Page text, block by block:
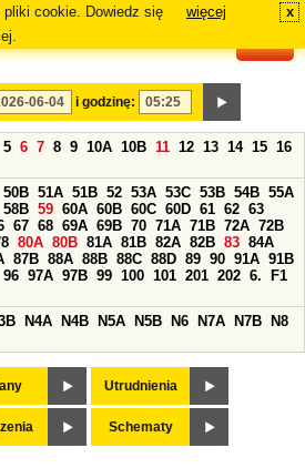
cookie. Dowiedz się
więcej x
i godzinę:
5 6 7 8 9 10A 10B 11 12 13 14 15 16
50B 51A 51B 52 53A 53C 53B 54B 55A
58B 59 60A 60B 60C 60D 61 62 63
67 68 69A 69B 70 71A 71B 72A 72B
80A 80B 81A 81B 82A 82B 83 84A
87B 88A 88B 88C 88D 89 90 91A 91B
96 97A 97B 99 100 101 201 202 6.
F1
N4A N4B N5A N5B N6 N7A N7B
N8
Utrudnienia
Schematy